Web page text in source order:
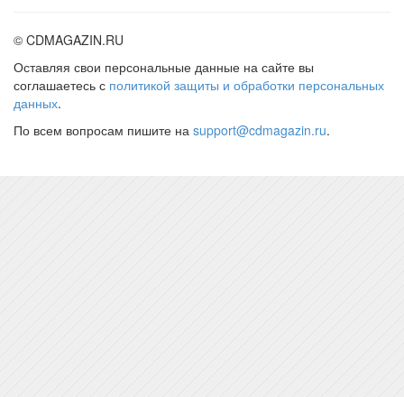
© CDMAGAZIN.RU
Оставляя свои персональные данные на сайте вы
соглашаетесь с политикой защиты и обработки персональных
данных.
По всем вопросам пишите на support@cdmagazin.ru.